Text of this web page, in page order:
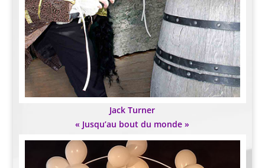
Jack Turner
« Jusqu’au bout du monde »